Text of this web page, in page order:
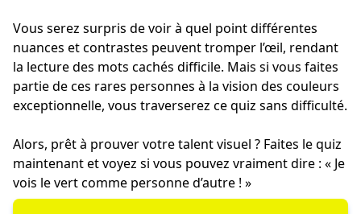
Vous serez surpris de voir à quel point différentes
nuances et contrastes peuvent tromper l’œil, rendant
la lecture des mots cachés difficile. Mais si vous faites
partie de ces rares personnes à la vision des couleurs
exceptionnelle, vous traverserez ce quiz sans difficulté.
Alors, prêt à prouver votre talent visuel ? Faites le quiz
maintenant et voyez si vous pouvez vraiment dire : « Je
vois le vert comme personne d’autre ! »